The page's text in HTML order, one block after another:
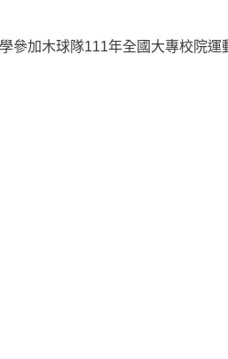
參加木球隊111年全國大專校院